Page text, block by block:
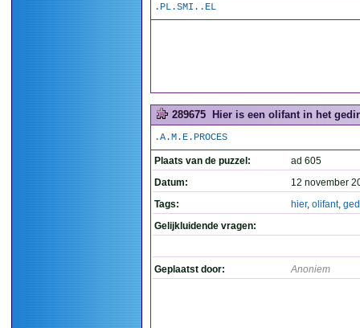
.PL.SMI..EL
289675 Hier is een olifant in het
.A.M.E.PROCES
Plaats van de puzzel:
ad 605
Datum:
12 november
Tags:
hier, olifant,
Gelijkluidende vragen:
Geplaatst door: Anoniem